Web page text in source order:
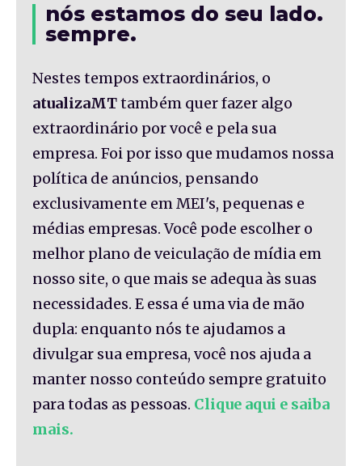
nós estamos do seu lado.
sempre.
Nestes tempos extraordinários, o
atualizaMTtambém quer fazer algo
extraordinário por você e pela sua
empresa. Foi por isso que mudamos nossa
política de anúncios, pensando
exclusivamente em MEI's, pequenas e
médias empresas. Você pode escolher o
melhor plano de veiculação de mídia em
nosso site, o que mais se adequa às suas
necessidades. E essa é uma via de mão
dupla: enquanto nós te ajudamos a
divulgar sua empresa, você nos ajuda a
manter nosso conteúdo sempre gratuito
para todas as pessoas. Clique aqui e saiba
mais.